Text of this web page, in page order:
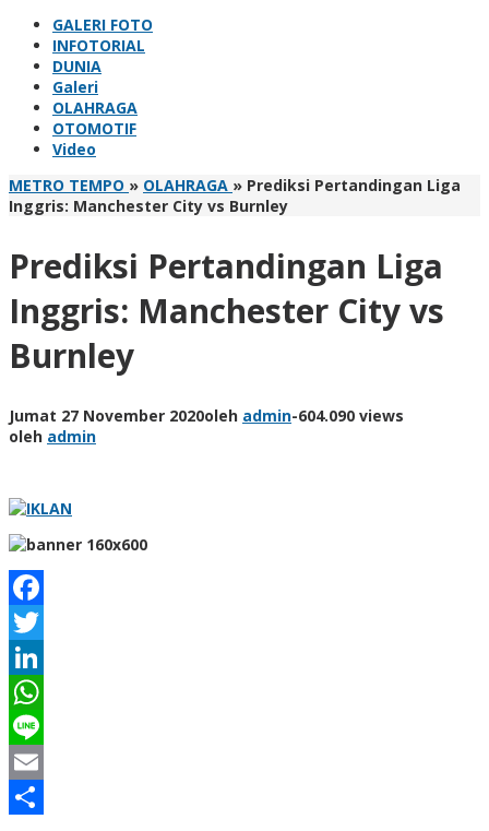
GALERI FOTO
INFOTORIAL
DUNIA
Galeri
OLAHRAGA
OTOMOTIF
Video
METRO TEMPO » OLAHRAGA » Prediksi Pertandingan Liga
Inggris: Manchester City vs Burnley
Prediksi Pertandingan Liga
Inggris: Manchester City vs
Burnley
Jumat 27 November 2020oleh admin-604.090 views
oleh admin
Facebook
Twitter
LinkedIn
WhatsApp
Line
Email